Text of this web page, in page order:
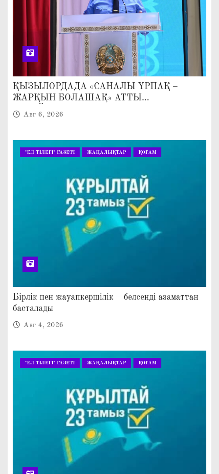
ҚЫЗЫЛОРДАДА «САНАЛЫ ҰРПАҚ –
ЖАРҚЫН БОЛАШАҚ» АТТЫ
КЕҢЕЙТІЛГЕН МӘЖІЛІС ӨТТІ
Авг 6, 2026
"ЕЛ ТІЛЕГІ" ГАЗЕТІ ЖАҢАЛЫҚТАР ҚОҒАМ
Бірлік пен жауапкершілік – белсенді азаматтан
басталады
Авг 4, 2026
"ЕЛ ТІЛЕГІ" ГАЗЕТІ ЖАҢАЛЫҚТАР ҚОҒАМ